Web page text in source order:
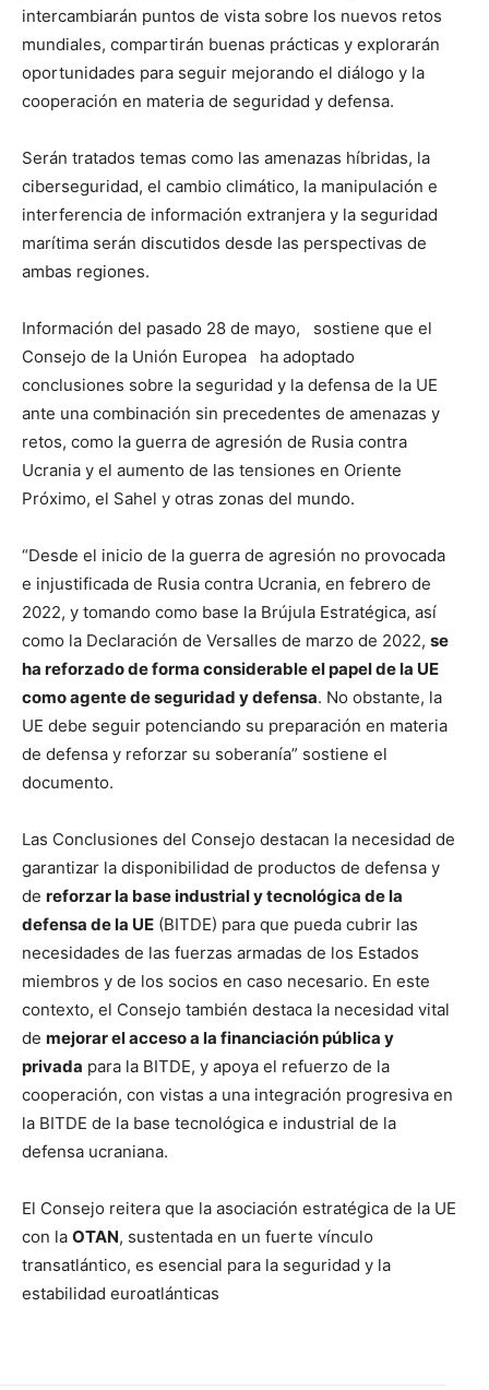
intercambiarán puntos de vista sobre los nuevos retos
mundiales, compartirán buenas prácticas y explorarán
oportunidades para seguir mejorando el diálogo y la
cooperación en materia de seguridad y defensa.
Serán tratados temas como las amenazas híbridas, la
ciberseguridad, el cambio climático, la manipulación e
interferencia de información extranjera y la seguridad
marítima serán discutidos desde las perspectivas de
ambas regiones.
Información del pasado 28 de mayo, sostiene que el
Consejo de la Unión Europea ha adoptado
conclusiones sobre la seguridad y la defensa de la UE
ante una combinación sin precedentes de amenazas y
retos, como la guerra de agresión de Rusia contra
Ucrania y el aumento de las tensiones en Oriente
Próximo, el Sahel y otras zonas del mundo.
“Desde el inicio de la guerra de agresión no provocada
e injustificada de Rusia contra Ucrania, en febrero de
2022, y tomando como base la Brújula Estratégica, así
como la Declaración de Versalles de marzo de 2022, se
ha reforzado de forma considerable el papel de la UE
como agente de seguridad y defensa. No obstante, la
UE debe seguir potenciando su preparación en materia
de defensa y reforzar su soberanía” sostiene el
documento.
Las Conclusiones del Consejo destacan la necesidad de
garantizar la disponibilidad de productos de defensa y
de reforzar la base industrial y tecnológica de la
defensa de la UE (BITDE) para que pueda cubrir las
necesidades de las fuerzas armadas de los Estados
miembros y de los socios en caso necesario. En este
contexto, el Consejo también destaca la necesidad vital
de mejorar el acceso a la financiación pública y
privada para la BITDE, y apoya el refuerzo de la
cooperación, con vistas a una integración progresiva en
la BITDE de la base tecnológica e industrial de la
defensa ucraniana.
El Consejo reitera que la asociación estratégica de la UE
con la OTAN, sustentada en un fuerte vínculo
transatlántico, es esencial para la seguridad y la
estabilidad euroatlánticas